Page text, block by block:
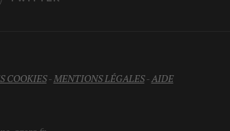
COOKIES-MENTIONS LÉGALES-AIDE